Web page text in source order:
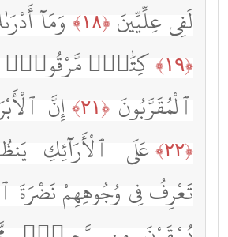
لَفِى عِلِّيِّينَ﴿١٨﴾ وَمَآ
﴿١٩﴾ كِتَٰبٌۭ مَّرْقُومٌۭ
ٱلْمُقَرَّبُونَ ﴿٢١﴾ إِنَّ
﴿٢٢﴾ عَلَى ٱلْأَرَآئِكِ
تَعْرِفُ فِى وُجُوهِهِمْ نَضْرَةَ